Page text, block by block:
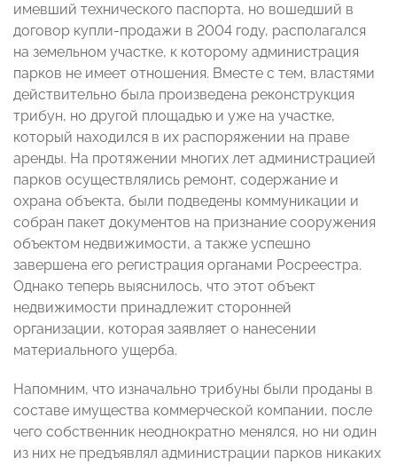
имевший технического паспорта, но вошедший в
договор купли-продажи в 2004 году, располагался
на земельном участке, к которому администрация
парков не имеет отношения. Вместе с тем, властями
действительно была произведена реконструкция
трибун, но другой площадью и уже на участке,
который находился в их распоряжении на праве
аренды. На протяжении многих лет администрацией
парков осуществлялись ремонт, содержание и
охрана объекта, были подведены коммуникации и
собран пакет документов на признание сооружения
объектом недвижимости, а также успешно
завершена его регистрация органами Росреестра.
Однако теперь выяснилось, что этот объект
недвижимости принадлежит сторонней
организации, которая заявляет о нанесении
материального ущерба.
Напомним, что изначально трибуны были проданы в
составе имущества коммерческой компании, после
чего собственник неоднократно менялся, но ни один
из них не предъявлял администрации парков никаких